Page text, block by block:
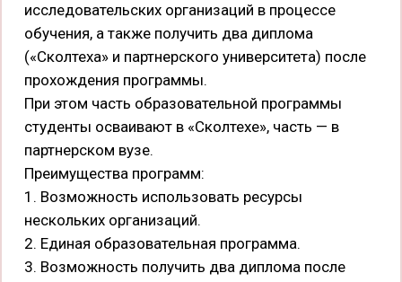
исследовательских организаций в процессе
обучения, а также получить два диплома
(«Сколтеха» и партнерского университета) после
прохождения программы.
При этом часть образовательной программы
студенты осваивают в «Сколтехе», часть — в
партнерском вузе.
Преимущества программ:
1. Возможность использовать ресурсы
нескольких организаций.
2. Единая образовательная программа.
3. Возможность получить два диплома после